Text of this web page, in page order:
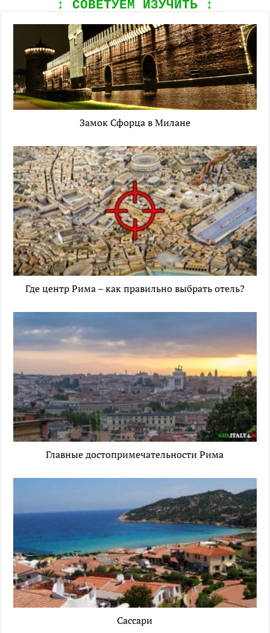
↕️ СОВЕТУЕМ ИЗУЧИТЬ ↕️
Замок Сфорца в Милане
Где центр Рима – как правильно выбрать отель?
Главные достопримечательности Рима
Сассари